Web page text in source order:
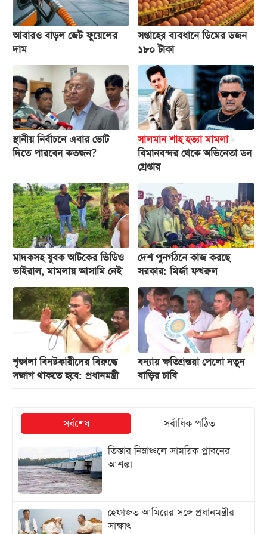
আর্কাইভ
আজকের
পত্রিকা
ই-
পেপার
আবারও বাড়ল জেট ফুয়েলের
দাম
সপ্তাহের ব্যবধানে ডিমের ডজন
১৮০ টাকা
স্থানীয় নির্বাচনে এবার ভোট
দিতে পারবেন কতজন?
সালমান শাহ হত্যা মামলা
বিমানবন্দর থেকে অভিনেতা ডন
গ্রেপ্তার
মাদকসহ যুবক আটকের ভিডিও
ভাইরাল, মামলায় আসামি নেই
দেশ পুনর্গঠনে কাজ করছে
সরকার: মির্জা ফখরুল
শৃঙ্খলা বিনষ্টকারীদের বিরুদ্ধে
সজাগ থাকতে হবে: প্রধানমন্ত্রী
বন্যায় ক্ষতিগ্রস্তরা পেলো নতুন
বাড়ির চাবি
সর্বশেষ
সর্বাধিক পঠিত
তিস্তার নিম্নাঞ্চলে সাময়িক প্লাবনের
আশঙ্কা
হেফাজত আমিরের সঙ্গে প্রধানমন্ত্রীর
সাক্ষাৎ